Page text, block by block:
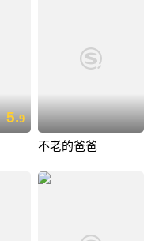
5.9
不老的爸爸